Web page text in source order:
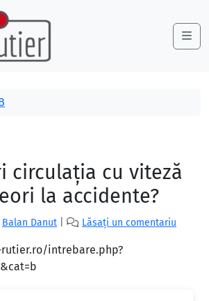
circulaţia cu viteză
la accidente?
Balan Danut Lăsați un comentariu
intrebare.php?